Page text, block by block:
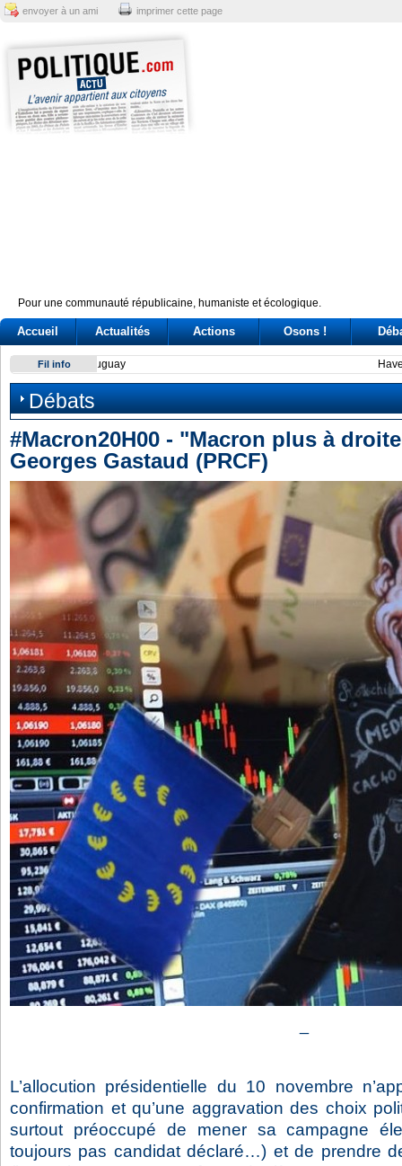
envoyer à un ami imprimer cette page
Pour une communauté républicaine, humaniste et écologique.
Accueil Actualités Actions Osons !
Fil info Have Tokyo and Seoul overcome their on-again, off-again
Débats
#Macron20H00 - "Macron plus à
Georges Gastaud (PRCF)
L’allocution présidentielle du 10 novembre
confirmation et qu’une aggravation des choix
surtout préoccupé de mener sa campagne
toujours pas candidat déclaré…) et de prendre